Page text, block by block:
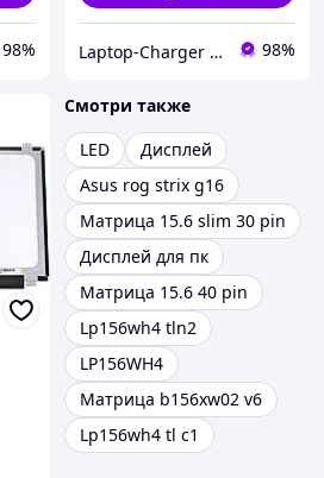
98% Laptop-Charger - интернет магазин комплектующих к ноутбукам 98%
Смотри также
LED
Дисплей
Asus rog strix g16
Матрица 15.6 slim 30 pin
Дисплей для пк
Матрица 15.6 40 pin
Lp156wh4 tln2
LP156WH4
Матрица b156xw02 v6
Lp156wh4 tl c1